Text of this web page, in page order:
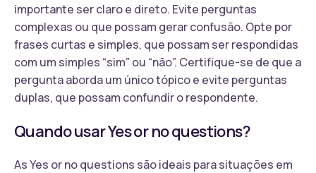
importante ser claro e direto. Evite perguntas
complexas ou que possam gerar confusão. Opte por
frases curtas e simples, que possam ser respondidas
com um simples “sim” ou “não”. Certifique-se de que a
pergunta aborda um único tópico e evite perguntas
duplas, que possam confundir o respondente.
Quando usar Yes or no questions?
As Yes or no questions são ideais para situações em